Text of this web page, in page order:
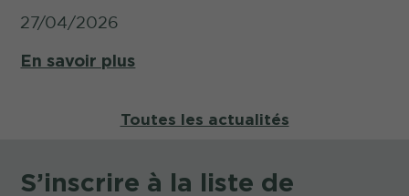
27/04/2026
En savoir plus
Toutes les actualités
S’inscrire à la liste de